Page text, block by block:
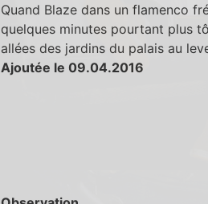
Quand Blaze dans un flamenco
quelques minutes pourtant plus
allées des jardins du palais au
Ajoutée le 09.04.2016